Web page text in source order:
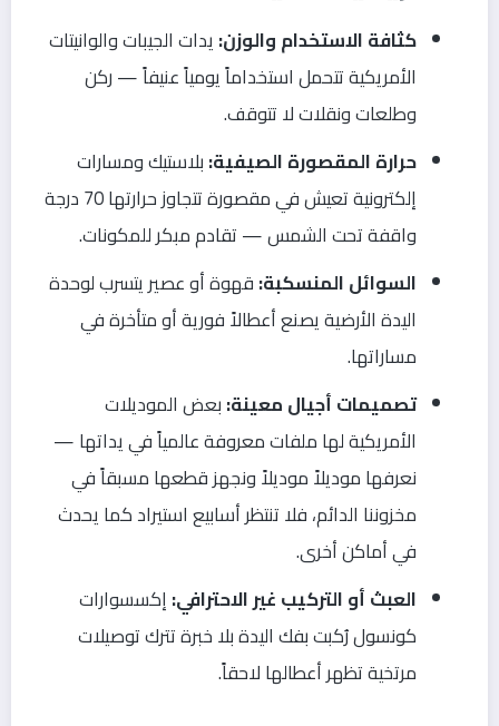
كثافة الاستخدام والوزن: يدات الجيبات والوانيتات
الأمريكية تتحمل استخداماً يومياً عنيفاً — ركن
وطلعات ونقلات لا تتوقف.
حرارة المقصورة الصيفية: بلاستيك ومسارات
إلكترونية تعيش في مقصورة تتجاوز حرارتها 70 درجة
واقفة تحت الشمس — تقادم مبكر للمكونات.
السوائل المنسكبة: قهوة أو عصير يتسرب لوحدة
اليدة الأرضية يصنع أعطالاً فورية أو متأخرة في
مساراتها.
تصميمات أجيال معينة: بعض الموديلات
الأمريكية لها ملفات معروفة عالمياً في يداتها —
نعرفها موديلاً موديلاً ونجهز قطعها مسبقاً في
مخزوننا الدائم، فلا تنتظر أسابيع استيراد كما يحدث
في أماكن أخرى.
العبث أو التركيب غير الاحترافي: إكسسوارات
كونسول رُكبت بفك اليدة بلا خبرة تترك توصيلات
مرتخية تظهر أعطالها لاحقاً.